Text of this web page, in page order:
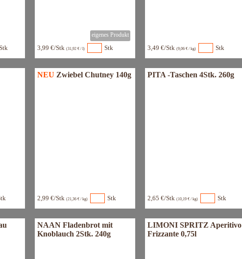
3,99 €/Stk (31,92 € / l) Stk 3,49 €/Stk (9,06 € / kg) Stk
NEU Zwiebel Chutney 140g
2,99 €/Stk (21,36 € / kg) Stk
PITA -Taschen 4Stk. 260g
2,65 €/Stk (10,19 € / kg) Stk
NAAN Fladenbrot mit
Knoblauch 2Stk. 240g
LIMONI SPRITZ Aperitivo
Frizzante 0,75l